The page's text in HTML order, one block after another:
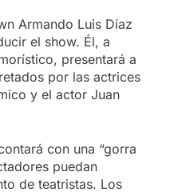
Armando Luis Díaz
el show. Él, a
presentará a
por las actrices
y el actor Juan
con una “gorra
puedan
de teatristas. Los